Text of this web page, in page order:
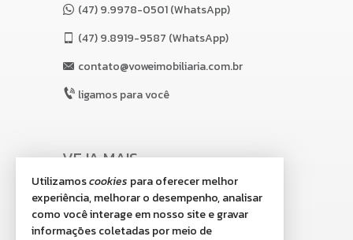
(47) 9.9978-0501 (WhatsApp)
(47)9.8919-9587 (WhatsApp)
contato@voweimobiliaria.com.br
ligamos para você
VEJA MAIS
receba nosso newsletter
indicadores financeiros
Utilizamoscookies para oferecer melhor
experiência, melhorar o desempenho, analisar
como você interage em nosso site e gravar
informações coletadas por meio de